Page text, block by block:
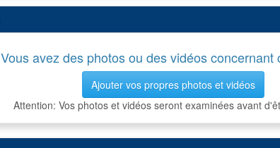
Vous avez des photos ou des vidéos concernant
Ajouter vos propres photos et vidéos
Attention: Vos photos et vidéos seront examinées avant